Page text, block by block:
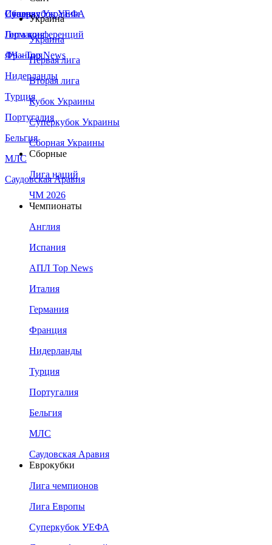
Сборная Украины
Италия
Германия
Франция
Нидерланды
Турция
Португалия
Бельгия
МЛС
Саудовская Аравия
Суперкубок УЕФА
Лига конференций
ЛЧ - Top News
Украина
Украина
Первая лига
Вторая лига
Кубок Украины
Суперкубок Украины
Сборная Украины
Сборные
Лига наций
ЧМ 2026
Чемпионаты
Англия
Испания
АПЛ Top News
Италия
Германия
Франция
Нидерланды
Турция
Португалия
Бельгия
МЛС
Саудовская Аравия
Еврокубки
Лига чемпионов
Лига Европы
Суперкубок УЕФА